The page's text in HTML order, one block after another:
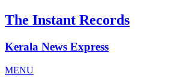
The Instant Records
Kerala News Express
MENU